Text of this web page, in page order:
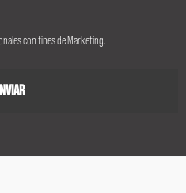
con fines de Marketing.